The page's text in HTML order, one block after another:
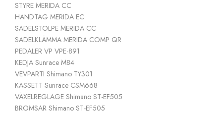
STYRE MERIDA CC
HANDTAG MERIDA EC
SADELSTOLPE MERIDA CC
SADELKLÄMMA MERIDA COMP QR
PEDALER VP VPE-891
KEDJA Sunrace M84
VEVPARTI Shimano TY301
KASSETT Sunrace CSM668
VÄXELREGLAGE Shimano ST-EF505
BROMSAR Shimano ST-EF505